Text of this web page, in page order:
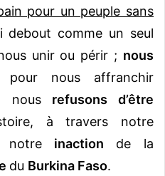
pour un peuple sans
debout comme un seul
unir ou périr ; nous
pour nous affranchir
nousrefusons d’être
à travers notre
notreinaction de la
du Burkina Faso.